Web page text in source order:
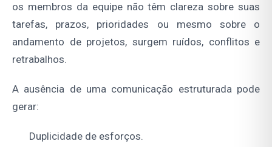
os membros da equipe não têm clareza sobre suas
tarefas, prazos, prioridades ou mesmo sobre o
andamento de projetos, surgem ruídos, conflitos e
retrabalhos.
A ausência de uma comunicação estruturada pode
gerar:
Duplicidade de esforços.